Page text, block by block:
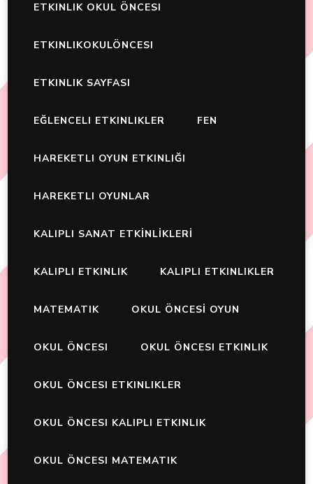
ETKINLIK OKUL ÖNCESI
ETKINLIKOKULÖNCESI
ETKINLIK SAYFASI
EĞLENCELI ETKINLIKLER FEN
HAREKETLI OYUN ETKINLIĞI
HAREKETLI OYUNLAR
KALIPLI SANAT ETKİNLİKLERİ
KALIPLI ETKINLIK KALIPLI ETKINLIKLER
MATEMATIK OKUL ÖNCESİ OYUN
OKUL ÖNCESI OKUL ÖNCESI ETKINLIK
OKUL ÖNCESI ETKINLIKLER
OKUL ÖNCESI KALIPLI ETKINLIK
OKUL ÖNCESI MATEMATIK